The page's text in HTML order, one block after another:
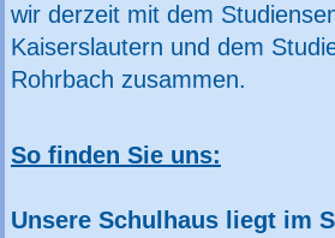
wir derzeit mit dem
Kaiserslautern und dem
Rohrbach zusammen.
So finden Sie uns:
Unsere Schulhaus liegt im